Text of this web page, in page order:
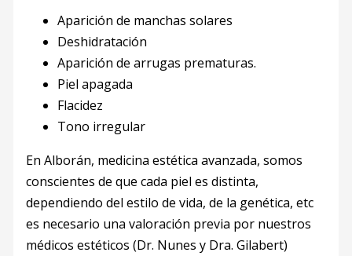
Aparición de manchas solares
Deshidratación
Aparición de arrugas prematuras.
Piel apagada
Flacidez
Tono irregular
En Alborán, medicina estética avanzada, somos
conscientes de que cada piel es distinta,
dependiendo del estilo de vida, de la genética, etc
es necesario una valoración previa por nuestros
médicos estéticos (Dr. Nunes y Dra. Gilabert)